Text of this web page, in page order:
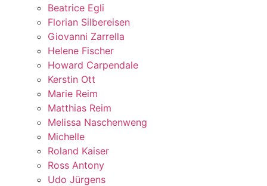
Beatrice Egli
Florian Silbereisen
Giovanni Zarrella
Helene Fischer
Howard Carpendale
Kerstin Ott
Marie Reim
Matthias Reim
Melissa Naschenweng
Michelle
Roland Kaiser
Ross Antony
Udo Jürgens